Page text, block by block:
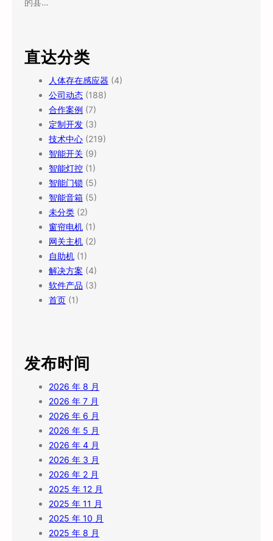
的县…
直达分类
人体存在感应器 (4)
公司动态 (188)
合作案例 (7)
定制开发 (3)
技术中心 (219)
智能开关 (9)
智能灯控 (1)
智能门锁 (5)
智能音箱 (5)
未分类 (2)
窗帘电机 (1)
网关主机 (2)
自助机 (1)
解决方案 (4)
软件产品 (3)
首页 (1)
发布时间
2026 年 8 月
2026 年 7 月
2026 年 6 月
2026 年 5 月
2026 年 4 月
2026 年 3 月
2026 年 2 月
2025 年 12 月
2025 年 11 月
2025 年 10 月
2025 年 8 月